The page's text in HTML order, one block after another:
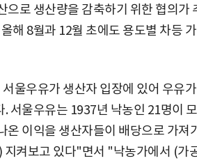
으로 생산량을 감축하기 위한 협의가
해 8월과 12월 초에도 용도별 차등
울우유가 생산자 입장에 있어 우유
. 서울우유는 1937년 낙농인 21명이
온 이익을 생산자들이 배당으로 가져
지켜보고 있다"면서 "낙농가에서 (가